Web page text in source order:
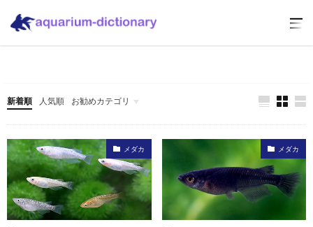
新着順 人気順 お勧めカテゴリ
メダカ メダカ